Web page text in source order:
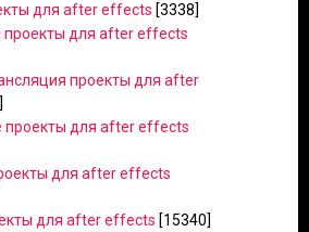
для after effects [3338]
проекты для after effects
проекты для after
проекты для after effects
для after effects
для after effects [15340]